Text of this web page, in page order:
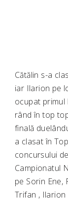
Cătălin s-a
iar Ilarion pe
ocupat primul
rând în top
finală
a clasat în
concursului
Campionatul
pe Sorin Ene,
Trifan , Ilarion